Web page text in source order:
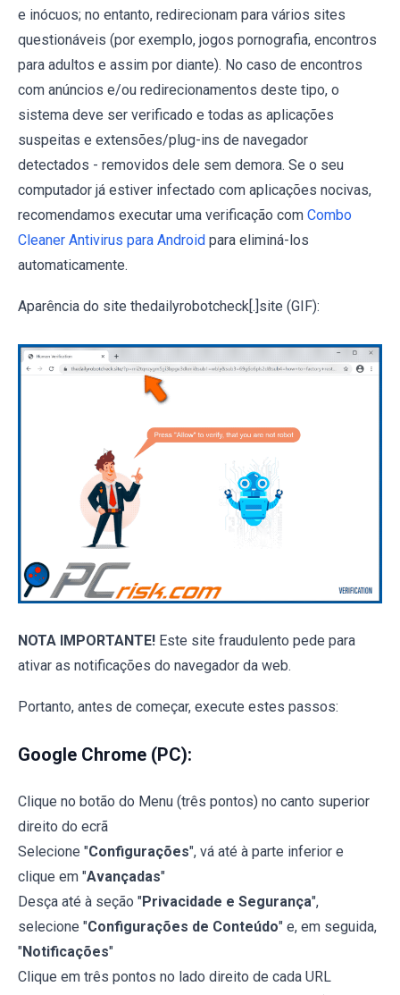
e inócuos; no entanto, redirecionam para vários sites
questionáveis ​​(por exemplo, jogos pornografia, encontros
para adultos e assim por diante). No caso de encontros
com anúncios e/ou redirecionamentos deste tipo, o
sistema deve ser verificado e todas as aplicações
suspeitas e extensões/plug-ins de navegador
detectados - removidos dele sem demora. Se o seu
computador já estiver infectado com aplicações nocivas,
recomendamos executar uma verificação com Combo
Cleaner Antivirus para Android para eliminá-los
automaticamente.
Aparência do site thedailyrobotcheck[.]site (GIF):
NOTA IMPORTANTE! Este site fraudulento pede para
ativar as notificações do navegador da web.
Portanto, antes de começar, execute estes passos:
Google Chrome (PC):
Clique no botão do Menu (três pontos) no canto superior
direito do ecrã
Selecione "Configurações", vá até à parte inferior e
clique em "Avançadas"
Desça até à seção "Privacidade e Segurança",
selecione "Configurações de Conteúdo" e, em seguida,
"Notificações"
Clique em três pontos no lado direito de cada URL